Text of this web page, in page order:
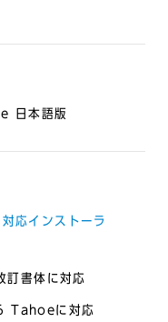
日本語版
インストーラ
書体に対応
Tahoeに対応